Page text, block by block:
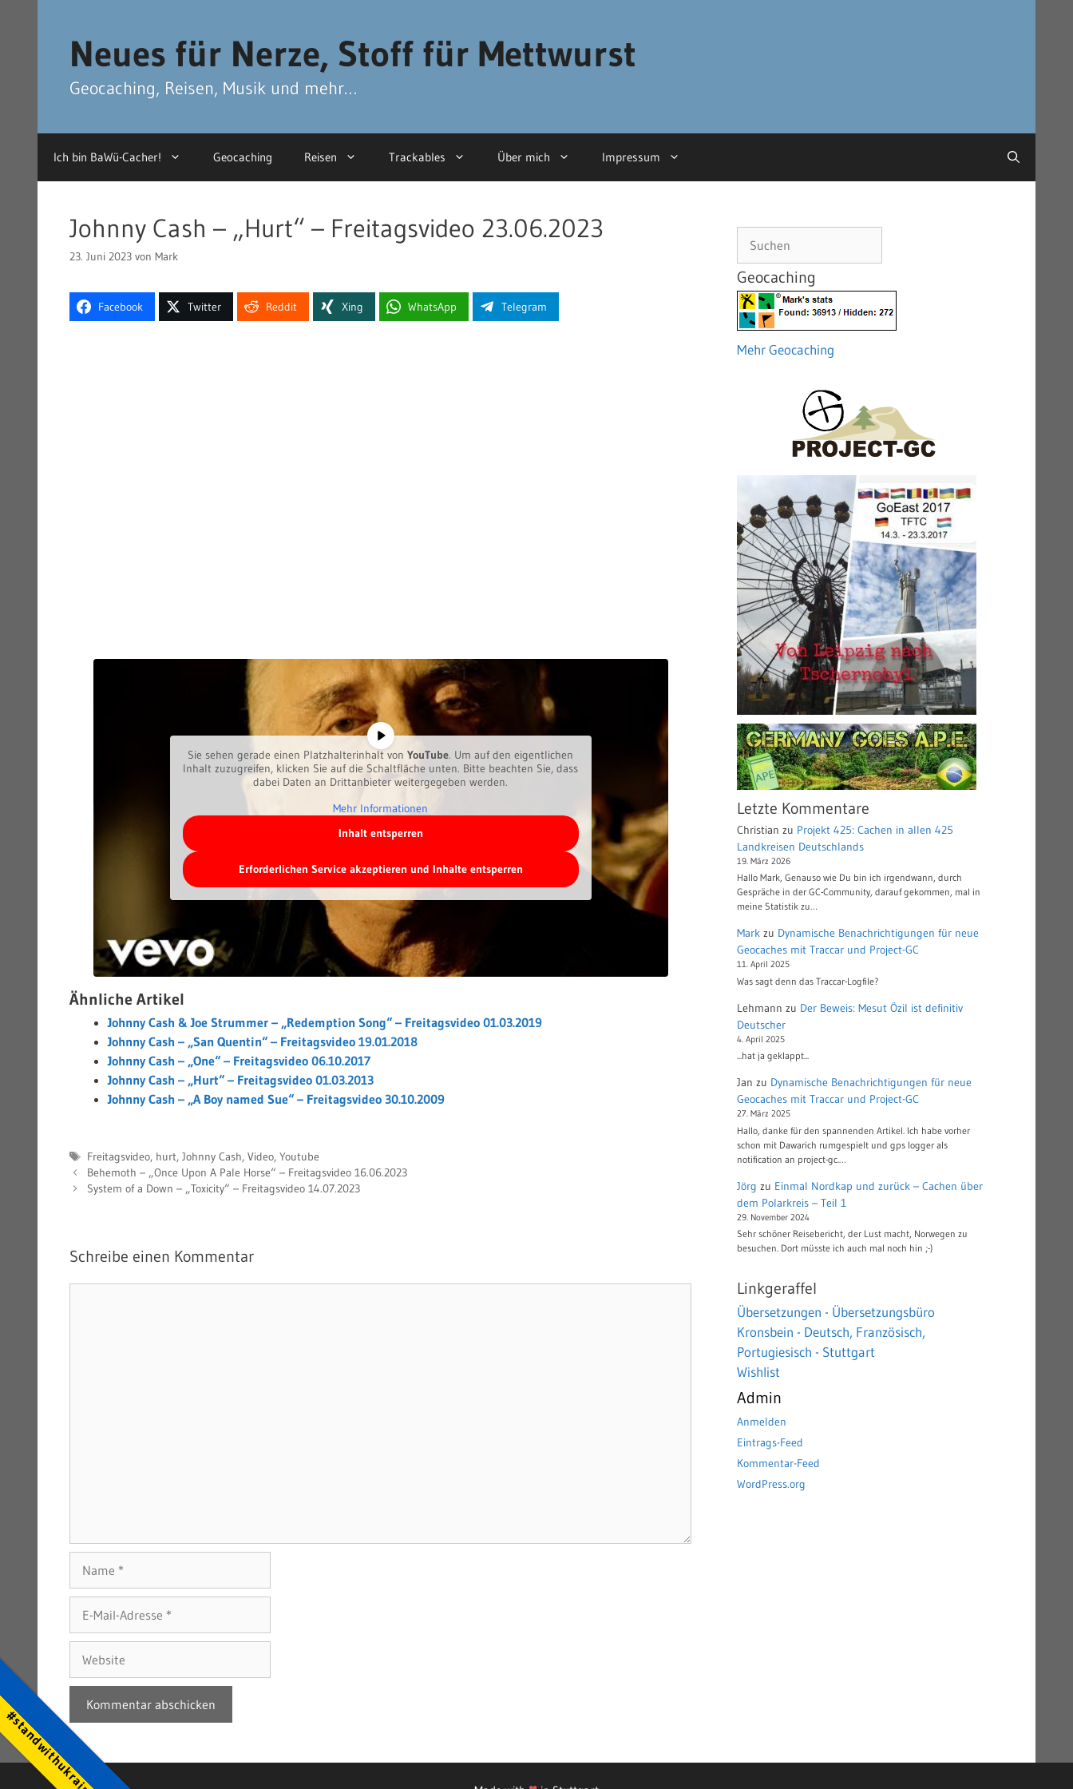
Neues für Nerze, Stoff für Mettwurst
Geocaching, Reisen, Musik und mehr…
Ich bin BaWü-Cacher! Geocaching Reisen Trackables Über mich Impressum
#standwithukraine
Johnny Cash – „Hurt“ – Freitagsvideo 23.06.2023
23. Juni 2023 von Mark
Facebook Twitter Reddit Xing WhatsApp Telegram
Sie sehen gerade einen Platzhalterinhalt von YouTube. Um auf den eigentlichen
Inhalt zuzugreifen, klicken Sie auf die Schaltfläche unten. Bitte beachten Sie, dass
dabei Daten an Drittanbieter weitergegeben werden.
Mehr Informationen
Inhalt entsperren
Erforderlichen Service akzeptieren und Inhalte entsperren
Ähnliche Artikel
Johnny Cash & Joe Strummer – „Redemption Song“ – Freitagsvideo 01.03.2019
Johnny Cash – „San Quentin“ – Freitagsvideo 19.01.2018
Johnny Cash – „One“ – Freitagsvideo 06.10.2017
Johnny Cash – „Hurt“ – Freitagsvideo 01.03.2013
Johnny Cash – „A Boy named Sue“ – Freitagsvideo 30.10.2009
Schlagwörter
Freitagsvideo, hurt, Johnny Cash, Video, Youtube
Behemoth – „Once Upon A Pale Horse“ – Freitagsvideo 16.06.2023
System of a Down – „Toxicity“ – Freitagsvideo 14.07.2023
Schreibe einen Kommentar
Mail-
Adresse
Geocaching
Mehr Geocaching
Letzte Kommentare
Christian zu Projekt 425: Cachen in allen 425
Landkreisen Deutschlands
19. März 2026
Hallo Mark, Genauso wie Du bin ich irgendwann, durch
Gespräche in der GC-Community, darauf gekommen, mal in
meine Statistik zu…
Mark zu Dynamische Benachrichtigungen für neue
Geocaches mit Traccar und Project-GC
11. April 2025
Was sagt denn das Traccar-Logfile?
Lehmann zu Der Beweis: Mesut Özil ist definitiv
Deutscher
4. April 2025
...hat ja geklappt...
Jan zu Dynamische Benachrichtigungen für neue
Geocaches mit Traccar und Project-GC
27. März 2025
Hallo, danke für den spannenden Artikel. Ich habe vorher
schon mit Dawarich rumgespielt und gps logger als
notification an project-gc.…
Jörg zu Einmal Nordkap und zurück – Cachen über
dem Polarkreis – Teil 1
29. November 2024
Sehr schöner Reisebericht, der Lust macht, Norwegen zu
besuchen. Dort müsste ich auch mal noch hin ;-)
Linkgeraffel
Übersetzungen - Übersetzungsbüro
Kronsbein - Deutsch, Französisch,
Portugiesisch - Stuttgart
Wishlist
Admin
Anmelden
Eintrags-Feed
Kommentar-Feed
WordPress.org